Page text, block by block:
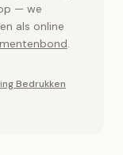
— we
als online
.
Bedrukken